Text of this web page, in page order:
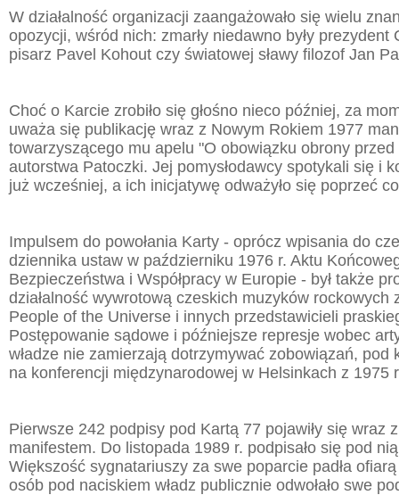
W działalność organizacji zaangażowało się wielu
opozycji, wśród nich: zmarły niedawno były prezydent
pisarz Pavel Kohout czy światowej sławy filozof Jan
Choć o Karcie zrobiło się głośno nieco później, za
uważa się publikację wraz z Nowym Rokiem 1977
towarzyszącego mu apelu "O obowiązku obrony
autorstwa Patoczki. Jej pomysłodawcy spotykali się i
już wcześniej, a ich inicjatywę odważyło się poprzeć
Impulsem do powołania Karty - oprócz wpisania do
dziennika ustaw w październiku 1976 r. Aktu
Bezpieczeństwa i Współpracy w Europie - był także
działalność wywrotową czeskich muzyków rockowych
People of the Universe i innych przedstawicieli
Postępowanie sądowe i późniejsze represje wobec
władze nie zamierzają dotrzymywać zobowiązań, pod
na konferencji międzynarodowej w Helsinkach z 1975
Pierwsze 242 podpisy pod Kartą 77 pojawiły się wraz
manifestem. Do listopada 1989 r. podpisało się pod
Większość sygnatariuszy za swe poparcie padła
osób pod naciskiem władz publicznie odwołało swe